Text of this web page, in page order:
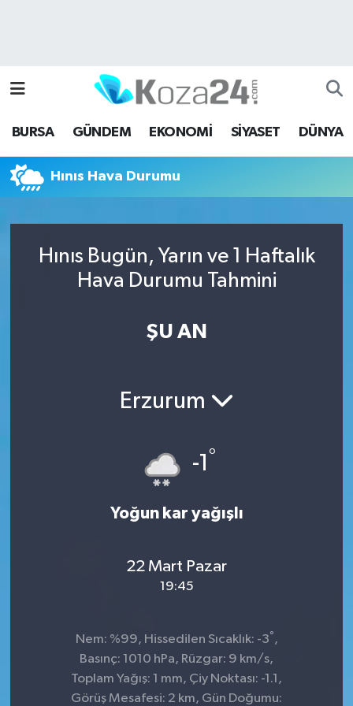
BURSA GÜNDEM EKONOMİ SİYASET DÜNYA
Hınıs Hava Durumu
Hınıs Bugün, Yarın ve 1 Haftalık
Hava Durumu Tahmini
ŞU AN
Erzurum
-1 °
Yoğun kar yağışlı
22 Mart Pazar
19:45
Nem: %99, Hissedilen Sıcaklık: -3° ,
Basınç: 1010 hPa, Rüzgar: 9 km/s,
Toplam Yağış: 1 mm, Çiy Noktası: -1.1,
Görüş Mesafesi: 2 km, Gün Doğumu:
Bursa Hava Durumu
Bursa Namaz Vakitleri
Bursa Trafik Yoğunluk Haritası
Tüm Manşetler